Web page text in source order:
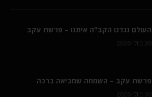
העולם נגדנו הקב"ה איתנו – פרשת עקב
30 ביולי 2026
פרשת עקב – השמחה שמביאה ברכה
30 ביולי 2026